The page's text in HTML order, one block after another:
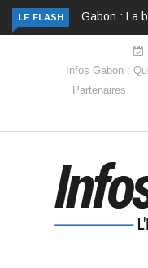
LE FLASH Gabon : La
Infos Gabon :
Partenaires